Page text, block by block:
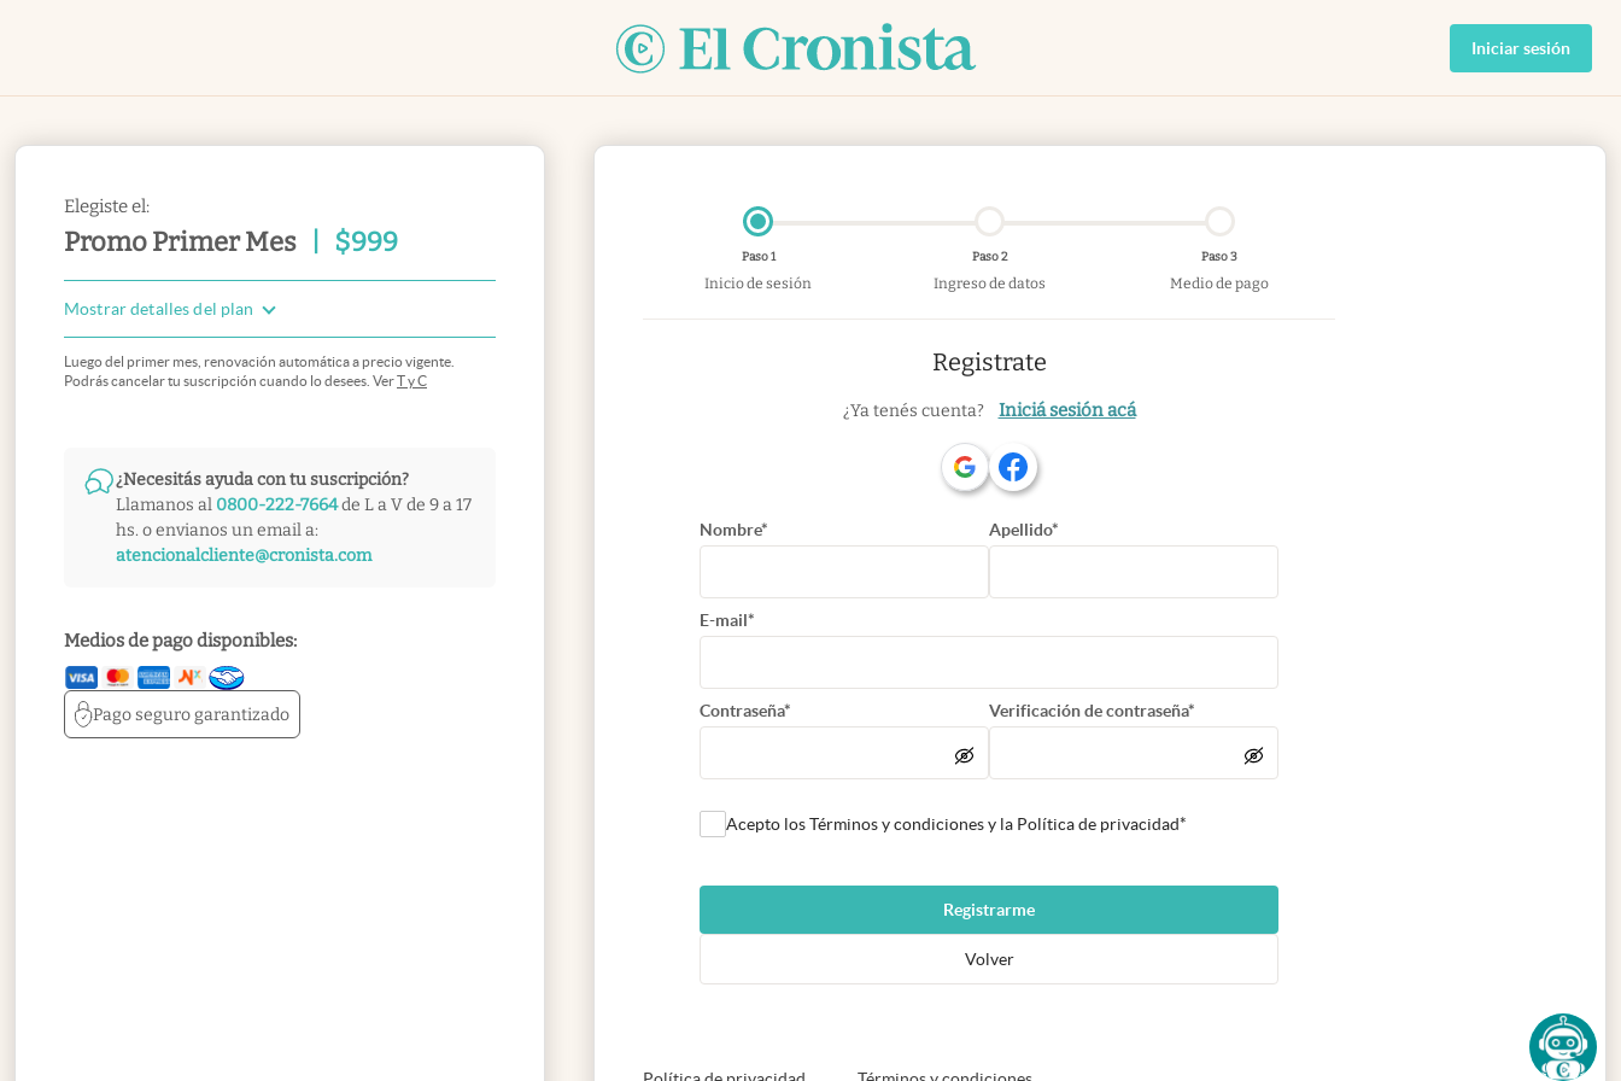
Iniciar sesión
Elegiste el:
Promo Primer Mes $999
Mostrar detalles del plan
Luego del primer mes, renovación automática a precio vigente.
Podrás cancelar tu suscripción cuando lo desees. VerT y C
¿Necesitás ayuda con tu suscripción?
Llamanos al 0800-222-7664de L a V de 9 a 17
hs. o envianos un email a:
atencionalcliente@cronista.com
Medios de pago disponibles:
Pago segurogarantizado
Paso 1
Inicio de sesión
Paso 2
Ingreso de datos
Paso 3
Medio de pago
Registrate
¿Ya tenés cuenta? Iniciá sesión acá
Nombre* Apellido*
E-mail*
Contraseña* Verificación de contraseña*
Acepto los Términos y condiciones y la Política de privacidad*
Registrarme
Volver